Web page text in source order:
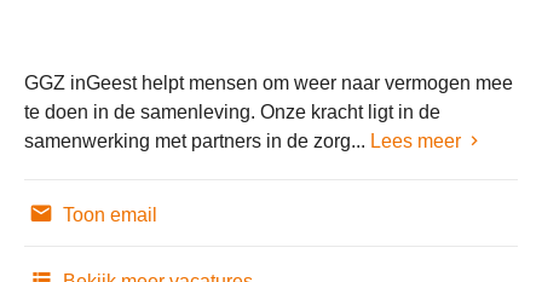
GGZ inGeest helpt mensen om weer naar vermogen mee
te doen in de samenleving. Onze kracht ligt in de
samenwerking met partners in de zorg... Lees meer
Toon email